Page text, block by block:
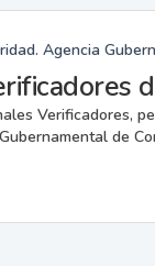
Agencia
Verificadores,
de